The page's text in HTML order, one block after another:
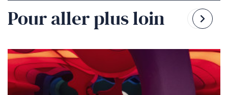
Pour aller plus loin
lala